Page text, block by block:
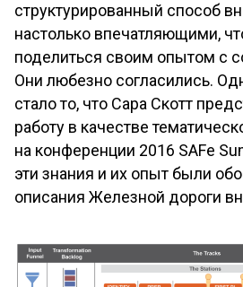
структурированный способ
настолько впечатляющими,
поделиться своим опытом с
Они любезно согласились.
стало то, что Сара Скотт
работу в качестве
на конференции 2016 SAFe
эти знания и их опыт были
описания Железной дороги